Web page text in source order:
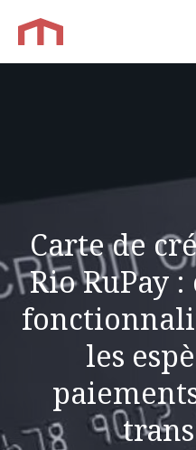
contenu
Carte de
Rio RuPay
les